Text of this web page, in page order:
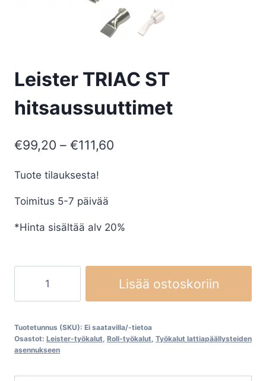
Leister TRIAC ST
hitsaussuuttimet
€99,20 – €111,60
Tuote tilauksesta!
Toimitus 5-7 päivää
*Hinta sisältää alv 20%
ST
hitsaussuuttimet
määrä
Lisää ostoskoriin
Tuotetunnus (SKU): Ei saatavilla/-tietoa
Osastot: Leister-työkalut, Roll-työkalut, Työkalut lattiapäällysteiden
asennukseen